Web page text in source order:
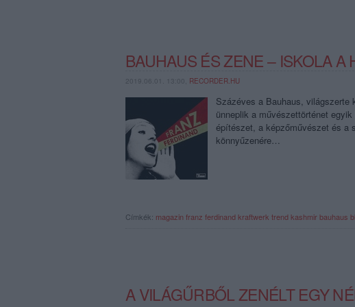
BAUHAUS ÉS ZENE – ISKOLA A
2019.06.01. 13:00, RECORDER.HU
Százéves a Bauhaus, világszerte
ünneplik a művészettörténet
építészet, a képzőművészet és a
könnyűzenére…
Címkék: magazin franz ferdinand kraftwerk trend kashmir bauhaus
A VILÁGŰRBŐL ZENÉLT EGY